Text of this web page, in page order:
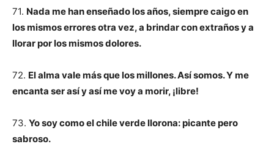
71. Nada me han enseñado los años, siempre caigo en
los mismos errores otra vez, a brindar con extraños y a
llorar por los mismos dolores.
72. El alma vale más que los millones. Así somos. Y me
encanta ser así y así me voy a morir, ¡libre!
73. Yo soy como el chile verde llorona: picante pero
sabroso.